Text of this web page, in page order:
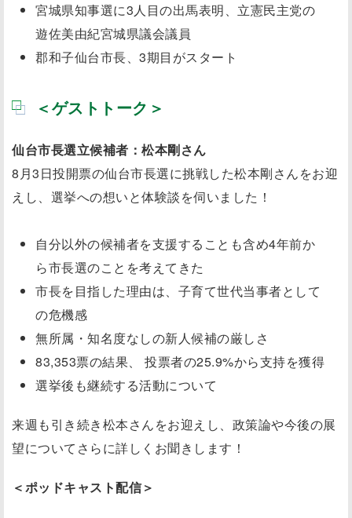
宮城県知事選に3人目の出馬表明、立憲民主党の
遊佐美由紀宮城県議会議員
郡和子仙台市長、3期目がスタート
＜ゲストトーク＞
仙台市長選立候補者：松本剛さん
8月3日投開票の仙台市長選に挑戦した松本剛さんをお迎
えし、選挙への想いと体験談を伺いました！
自分以外の候補者を支援することも含め4年前か
ら市長選のことを考えてきた
市長を目指した理由は、子育て世代当事者として
の危機感
無所属・知名度なしの新人候補の厳しさ
83,353票の結果、 投票者の25.9%から支持を獲得
選挙後も継続する活動について
来週も引き続き松本さんをお迎えし、政策論や今後の展
望についてさらに詳しくお聞きします！
＜ポッドキャスト配信＞